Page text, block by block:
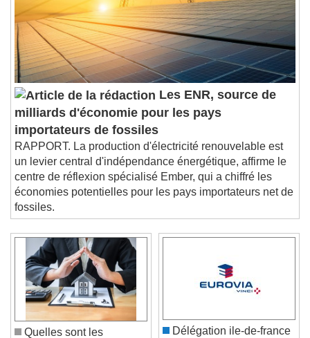
Les ENR, source de
milliards d'économie pour les pays
importateurs de fossiles
RAPPORT. La production d'électricité renouvelable est
un levier central d'indépendance énergétique, affirme le
centre de réflexion spécialisé Ember, qui a chiffré les
économies potentielles pour les pays importateurs net de
fossiles.